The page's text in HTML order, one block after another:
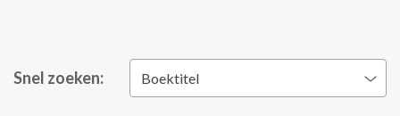
Snel zoeken: Boektitel